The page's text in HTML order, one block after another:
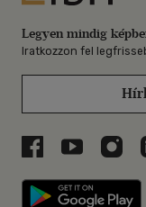
Legyen mindig
Iratkozzon fel
Libri aLibri a